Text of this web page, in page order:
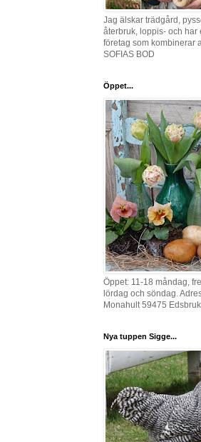
Jag älskar trädgård,
återbruk, loppis- och har
företag som kombinerar
SOFIAS BOD
Öppet...
Öppet: 11-18 måndag,
lördag och söndag.
Monahult 59475 Edsbruk
Nya tuppen Sigge...